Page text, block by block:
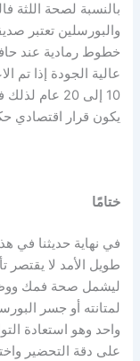
بالنسبة لصحة اللثة
والبورسلين تعتبر
خطوط رمادية عند حافة
عالية الجودة إذا تم
10 إلى 20
يكون قرار اقتصادي
ختامًا
في نهاية حديثنا في
طويل الأمد لا يقتصر
ليشمل صحة فمك
لمتانته أو جسر
واحد وهو استعادة
على دقة التحضير